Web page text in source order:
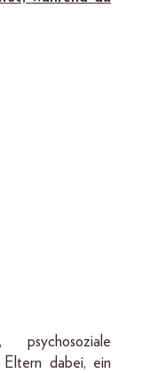
psycho­soziale
dabei, ein